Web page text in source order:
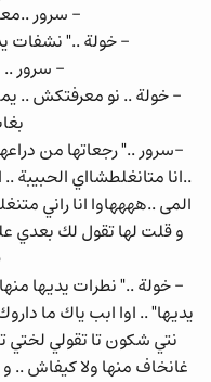
- سرور
- خولة .." نشفات
- سرور ..
- خولة .. نو معرفتكش ..
-سرور .." رجعاتها من
..انا متانغلطشااي الحبيبة
المى ..ههههاوا انا راني
و قلت لها تقول لك بعدي
- خولة .." نطرات يديها
يديها" .. اوا ابب ياك ما
نتي شكون تا تقولي لختي
غانخاف منها ولا كيفاش ..